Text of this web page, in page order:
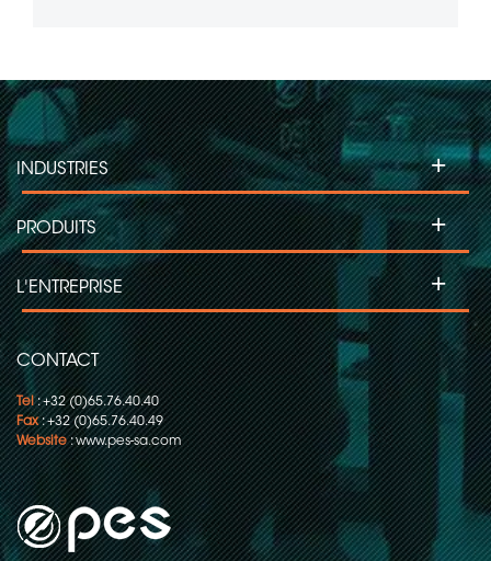
CONTACT
Tel: +32 (0)65.76.40.40
Fax: +32 (0)65.76.40.49
Website:www.pes-sa.com
INDUSTRIES +
PRODUITS +
L'ENTREPRISE +